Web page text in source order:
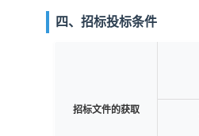
四、招标投标条件
招标文件的获取